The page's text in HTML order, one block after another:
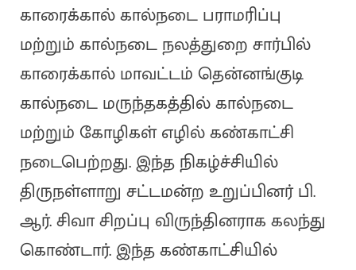
காரைக்கால் கால்நடை பராமரிப்பு
மற்றும் கால்நடை நலத்துறை சார்பில்
காரைக்கால் மாவட்டம் தென்னங்குடி
கால்நடை மருந்தகத்தில் கால்நடை
மற்றும் கோழிகள் எழில் கண்காட்சி
நடைபெற்றது. இந்த நிகழ்ச்சியில்
திருநள்ளாறு சட்டமன்ற உறுப்பினர் பி.
ஆர். சிவா சிறப்பு விருந்தினராக கலந்து
கொண்டார். இந்த கண்காட்சியில்